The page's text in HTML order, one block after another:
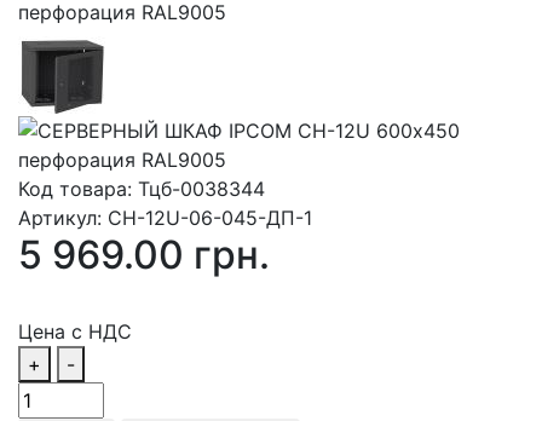
Код товара: Тцб-0038344
Артикул: СН-12U-06-045-ДП-1
5 969.00 грн.
Цена с НДС
+
-